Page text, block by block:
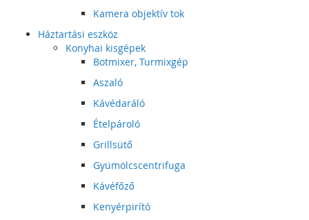
Kamera objektív tok
Háztartási eszköz
Konyhai kisgépek
Botmixer, Turmixgép
Aszaló
Kávédaráló
Ételpároló
Grillsütő
Gyümölcscentrifuga
Kávéfőző
Kenyérpirító